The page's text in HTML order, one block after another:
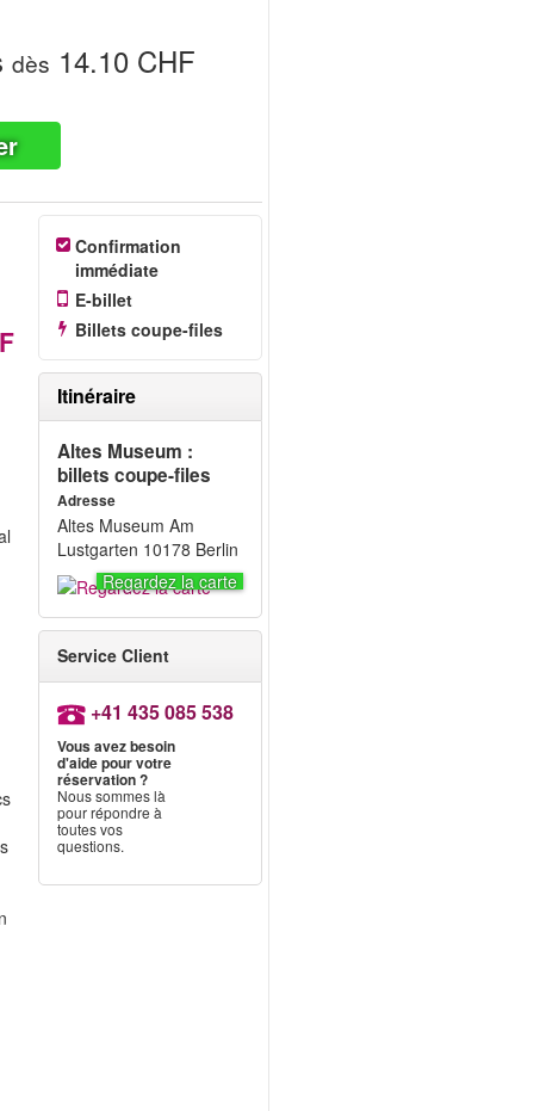
dès 14.10 CHF
Confirmation
immédiate
E-billet
Billets coupe-files
Itinéraire
Altes Museum :
billets coupe-files
Adresse
Altes Museum Am
Lustgarten 10178 Berlin
Regardez la carte
Service Client
+41 435 085 538
Vous avez besoin
d'aide pour votre
réservation ?
Nous sommes là
pour répondre à
toutes vos
questions.